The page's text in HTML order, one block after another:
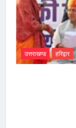
उत्तराखण्ड हरिद्वार